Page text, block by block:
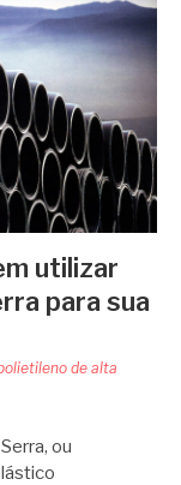
utilizar
para sua
de alta
ou